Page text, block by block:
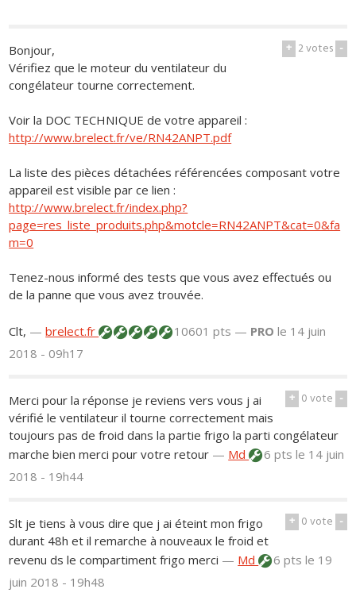
+ 2votes -
Bonjour,
Vérifiez que le moteur du ventilateur du
congélateur tourne correctement.
Voir la DOC TECHNIQUE de votre appareil :
http://www.brelect.fr/ve/RN42ANPT.pdf
La liste des pièces détachées référencées composant votre
appareil est visible par ce lien :
http://www.brelect.fr/index.php?
page=res_liste_produits.php&motcle=RN42ANPT&cat=0&fa
m=0
Tenez-nous informé des tests que vous avez effectués ou
de la panne que vous avez trouvée.
Clt, —brelect.fr 10601 pts — PRO le 14 juin
2018 - 09h17
+ 0vote -
Merci pour la réponse je reviens vers vous j ai
vérifié le ventilateur il tourne correctement mais
toujours pas de froid dans la partie frigo la parti congélateur
marche bien merci pour votre retour — Md 6 ptsle 14 juin
2018 - 19h44
+ 0vote -
Slt je tiens à vous dire que j ai éteint mon frigo
durant 48h et il remarche à nouveaux le froid et
revenu ds le compartiment frigo merci — Md 6 ptsle 19
juin 2018 - 19h48